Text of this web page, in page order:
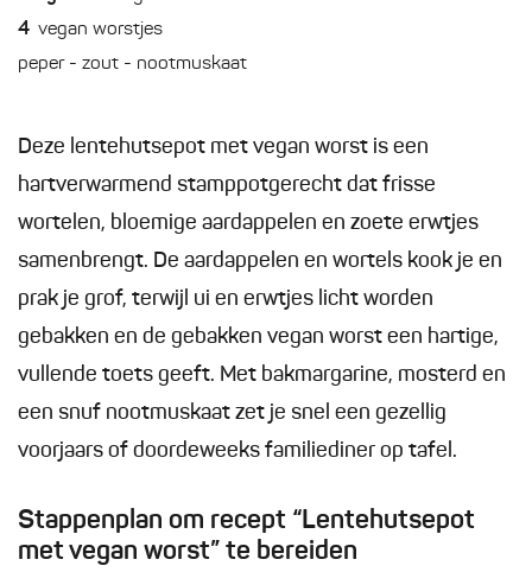
4 vegan worstjes
peper - zout - nootmuskaat
Deze lentehutsepot met vegan worst is een
hartverwarmend stamppotgerecht dat frisse
wortelen, bloemige aardappelen en zoete erwtjes
samenbrengt. De aardappelen en wortels kook je en
prak je grof, terwijl ui en erwtjes licht worden
gebakken en de gebakken vegan worst een hartige,
vullende toets geeft. Met bakmargarine, mosterd en
een snuf nootmuskaat zet je snel een gezellig
voorjaars of doordeweeks familiediner op tafel.
Stappenplan om recept “Lentehutsepot
met vegan worst” te bereiden